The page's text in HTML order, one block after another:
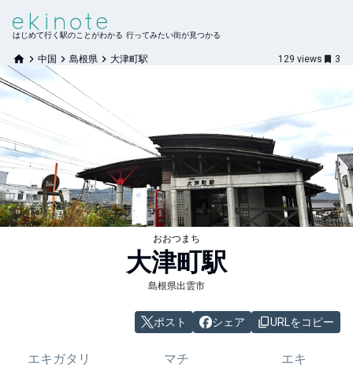
はじめて行く駅のことがわかる 行ってみたい街が見つかる
中国 島根県 大津町駅 129 views 3
おおつまち
大津町駅
島根県出雲市
ポスト シェア URLをコピー
エキガタリ マチ エキ